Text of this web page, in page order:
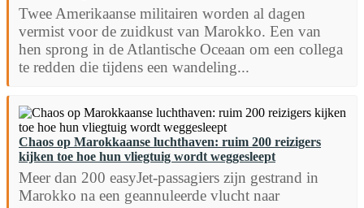
Twee Amerikaanse militairen worden al dagen
vermist voor de zuidkust van Marokko. Een van
hen sprong in de Atlantische Oceaan om een collega
te redden die tijdens een wandeling...
Chaos op Marokkaanse luchthaven: ruim 200 reizigers
kijken toe hoe hun vliegtuig wordt weggesleept
Meer dan 200 easyJet-passagiers zijn gestrand in
Marokko na een geannuleerde vlucht naar